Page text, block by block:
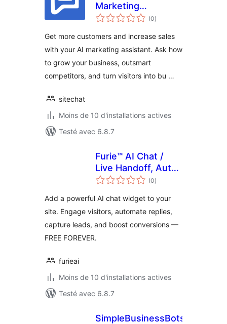
Marketing
Assistant, Live
Analytics for your
Website
(0notes
en
)
Get more customers and increase sales
with your AI marketing assistant. Ask how
to grow your business, outsmart
competitors, and turn visitors into bu …
sitechat
Moins de 10 d'installations actives
Testé avec 6.8.7
Furie™ AI Chat /
Live Handoff, Auto
Engagement, and
(0notes
en
)
Add a powerful AI chat widget to your
site. Engage visitors, automate replies,
capture leads, and boost conversions —
FREE FOREVER.
furieai
Moins de 10 d'installations actives
Testé avec 6.8.7
SimpleBusinessBots